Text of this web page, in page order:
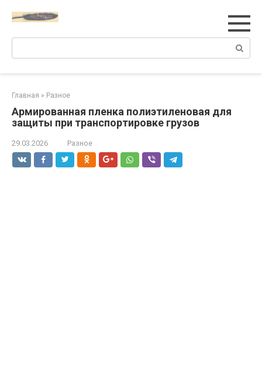
Главная » Разное
Армированная пленка полиэтиленовая для
защиты при транспортировке грузов
29.03.2026 Разное